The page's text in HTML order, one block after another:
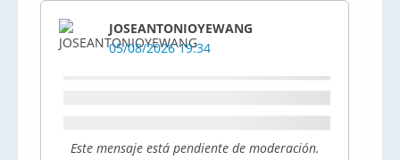
JOSEANTONIOYEWANG
05/08/2026 19:34
Este mensaje está pendiente de moderación.